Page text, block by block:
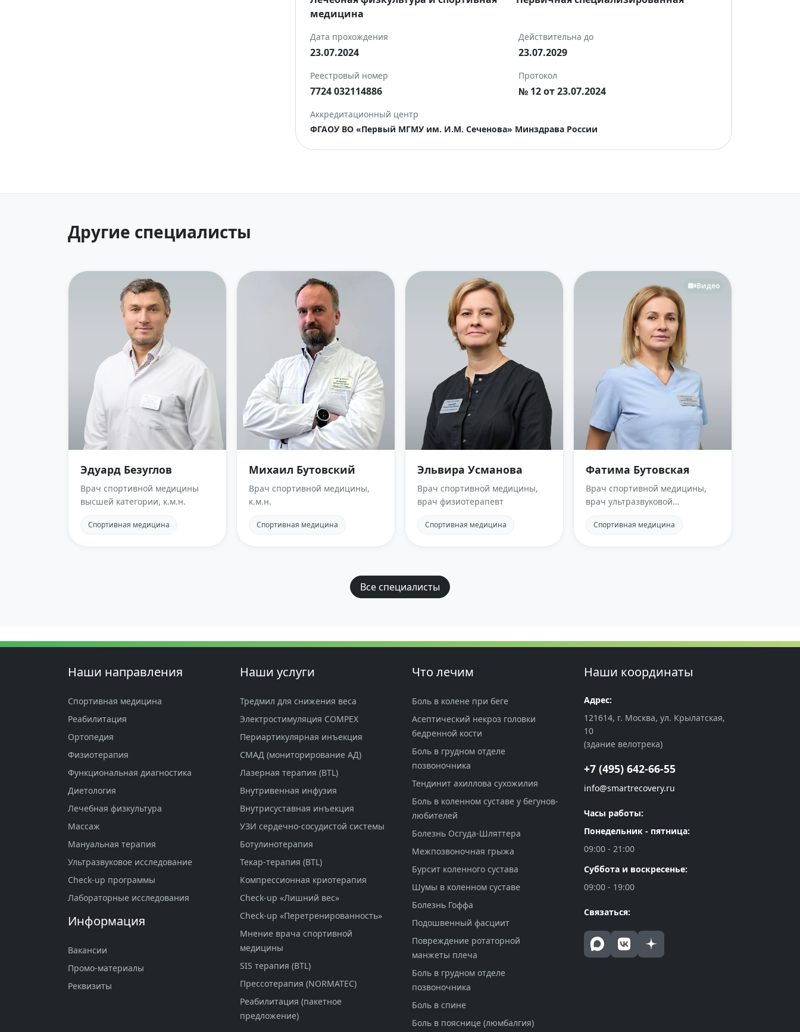
медицина
Дата прохождения
23.07.2024
Действительна до
23.07.2029
Реестровый номер
7724 032114886
Протокол
№ 12 от 23.07.2024
Аккредитационный центр
ФГАОУ ВО «Первый МГМУ им. И.М. Сеченова» Минздрава России
Другие специалисты
Эдуард Безуглов
Врач спортивной медицины
высшей категории, к.м.н.
Спортивная медицина
Михаил Бутовский
Врач спортивной медицины,
к.м.н.
Спортивная медицина
Эльвира Усманова
Врач спортивной медицины,
врач физиотерапевт
Спортивная медицина
Видео
Фатима Бутовская
Врач спортивной медицины,
врач ультразвуковой
Спортивная медицина
Все специалисты
Наши направления
Спортивная медицина
Реабилитация
Ортопедия
Физиотерапия
Функциональная диагностика
Диетология
Лечебная физкультура
Массаж
Мануальная терапия
Ультразвуковое исследование
Check-up программы
Лабораторные исследования
Информация
Вакансии
Промо-материалы
Реквизиты
Наши услуги
Тредмил для снижения веса
Электростимуляция COMPEX
Периартикулярная инъекция
СМАД (мониторирование АД)
Лазерная терапия (BTL)
Внутривенная инфузия
Внутрисуставная инъекция
УЗИ сердечно-сосудистой системы
Ботулинотерапия
Текар-терапия (BTL)
Компрессионная криотерапия
Check-up «Лишний вес»
Check-up «Перетренированность»
Мнение врача спортивной
медицины
SIS терапия (BTL)
Прессотерапия (NORMATEC)
Реабилитация (пакетное
предложение)
Что лечим
Боль в колене при беге
Асептический некроз головки
бедренной кости
Боль в грудном отделе
позвоночника
Тендинит ахиллова сухожилия
Боль в коленном суставе у бегунов-
любителей
Болезнь Осгуда-Шляттера
Межпозвоночная грыжа
Бурсит коленного сустава
Шумы в коленном суставе
Болезнь Гоффа
Подошвенный фасциит
Повреждение ротаторной
манжеты плеча
Боль в грудном отделе
позвоночника
Боль в спине
Боль в пояснице (люмбалгия)
Наши координаты
Адрес:
121614, г. Москва, ул. Крылатская,
10
(здание велотрека)
+7 (495) 642-66-55
info@smartrecovery.ru
Часы работы:
Понедельник - пятница:
09:00 - 21:00
Суббота и воскресенье:
09:00 - 19:00
Связаться: